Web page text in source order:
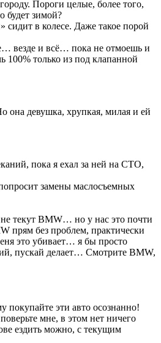
Пороги целые, более того,
будет зимой?
в колесе. Даже такое порой
везде и всё… пока не отмоешь и
только из под клапанной
она девушка, хрупкая, милая и ей
пока я ехал за ней на СТО,
замены маслосъемных
текут BMW… но у нас это почти
прям без проблем, практически
это убивает… я бы просто
пускай делает… Смотрите BMW,
покупайте эти авто осознанно!
мне, в этом нет ничего
ездить можно, с текущим